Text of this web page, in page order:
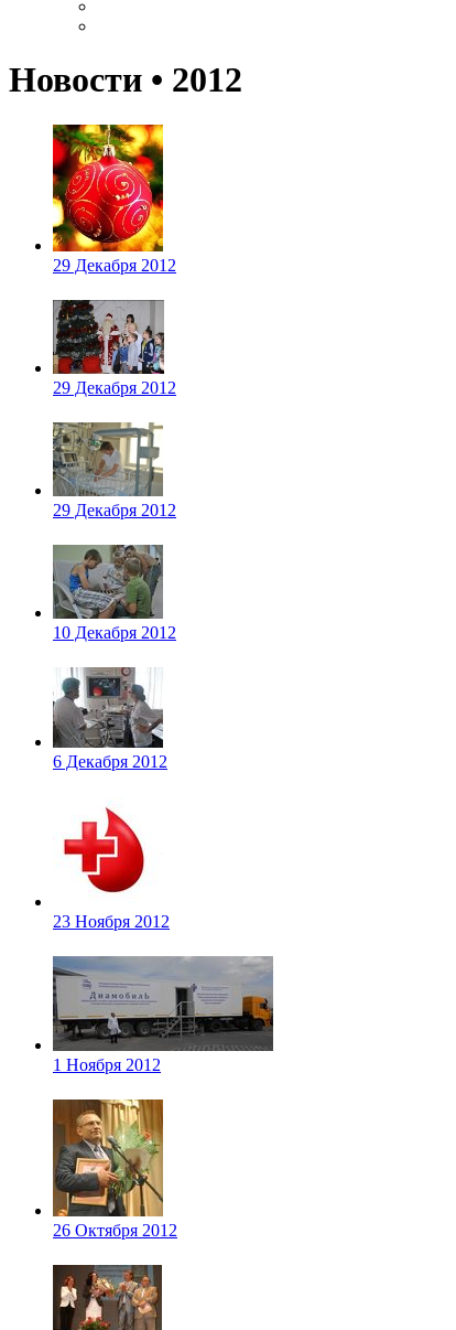
Новости • 2012
29 Декабря 2012
29 Декабря 2012
29 Декабря 2012
10 Декабря 2012
6 Декабря 2012
23 Ноября 2012
1 Ноября 2012
26 Октября 2012